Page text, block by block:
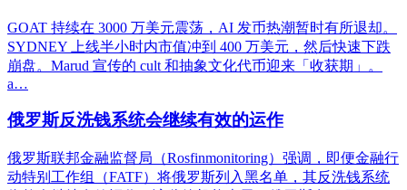
GOAT 持续在 3000 万美元震荡，AI 发币热潮暂时有所退却。
SYDNEY 上线半小时内市值冲到 400 万美元，然后快速下跌
崩盘。Marud 宣传的 cult 和抽象文化代币迎来「收获期」。
a…
俄罗斯反洗钱系统会继续有效的运作
俄罗斯联邦金融监督局（Rosfinmonitoring）强调，即便金融行
动特别工作组（FATF）将俄罗斯列入黑名单，其反洗钱系统